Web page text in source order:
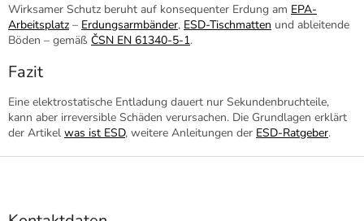
Wirksamer Schutz beruht auf konsequenter Erdung am EPA-
Arbeitsplatz – Erdungsarmbänder, ESD-Tischmatten und ableitende
Böden – gemäß ČSN EN 61340-5-1.
Fazit
Eine elektrostatische Entladung dauert nur Sekundenbruchteile,
kann aber irreversible Schäden verursachen. Die Grundlagen erklärt
der Artikel was ist ESD, weitere Anleitungen der ESD-Ratgeber.
F